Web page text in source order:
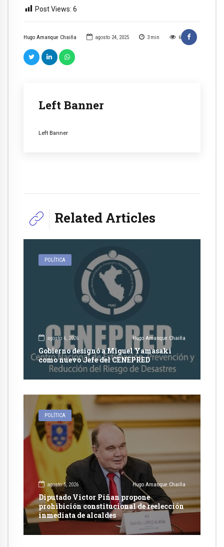
Hugo Amanque Chaiña agosto 24, 2025 3 min 6
Left Banner
Left Banner
Post Views: 6
Related Articles
POLÍTICA
agosto 6, 2026 Hugo Amanque Chaiña
Gobierno designó a Miguel Yamasaki
como nuevo Jefe del CENEPRED
POLÍTICA
agosto 5, 2026 Hugo Amanque Chaiña
Diputado Victor Piñan propone
prohibición constitucional de reelección
inmediata de alcaldes